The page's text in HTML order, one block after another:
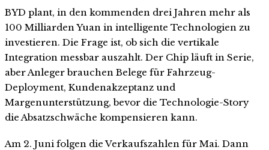
BYD plant, in den kommenden drei Jahren mehr als
100 Milliarden Yuan in intelligente Technologien zu
investieren. Die Frage ist, ob sich die vertikale
Integration messbar auszahlt. Der Chip läuft in Serie,
aber Anleger brauchen Belege für Fahrzeug-
Deployment, Kundenakzeptanz und
Margenunterstützung, bevor die Technologie-Story
die Absatzschwäche kompensieren kann.
Am 2. Juni folgen die Verkaufszahlen für Mai. Dann